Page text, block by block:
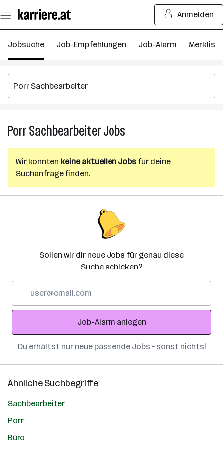
Seiteninhalt
springen
Anmelden
Jobsuche Job-Empfehlungen Job-Alarm Merkliste
Porr SachbearbeiterJobs
Wir konnten keine aktuellen Jobs für deine
Suchanfrage finden.
Sollen wir dir neue Jobs für genau diese
Suche schicken?
Adresse
Job-Alarm anlegen
Du erhältst nur neue passende Jobs – sonst nichts!
Ähnliche Suchbegriffe
Sachbearbeiter
Porr
Büro